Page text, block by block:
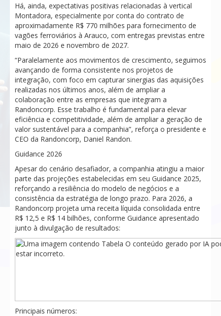
Há, ainda, expectativas positivas relacionadas à vertical
Montadora, especialmente por conta do contrato de
aproximadamente R$ 770 milhões para fornecimento de
vagões ferroviários à Arauco, com entregas previstas entre
maio de 2026 e novembro de 2027.
“Paralelamente aos movimentos de crescimento, seguimos
avançando de forma consistente nos projetos de
integração, com foco em capturar sinergias das aquisições
realizadas nos últimos anos, além de ampliar a
colaboração entre as empresas que integram a
Randoncorp. Esse trabalho é fundamental para elevar
eficiência e competitividade, além de ampliar a geração de
valor sustentável para a companhia”, reforça o presidente e
CEO da Randoncorp, Daniel Randon.
Guidance 2026
Apesar do cenário desafiador, a companhia atingiu a maior
parte das projeções estabelecidas em seu Guidance 2025,
reforçando a resiliência do modelo de negócios e a
consistência da estratégia de longo prazo. Para 2026, a
Randoncorp projeta uma receita líquida consolidada entre
R$ 12,5 e R$ 14 bilhões, conforme Guidance apresentado
junto à divulgação de resultados:
Principais números: